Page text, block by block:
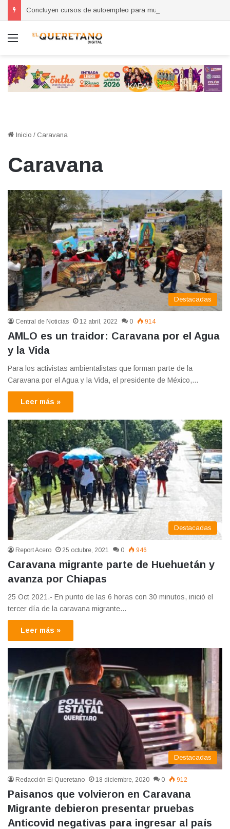
Menú
Inicio / Caravana
Caravana
Destacadas
Central de Noticias 12 abril, 2022 0 914
AMLO es un traidor: Caravana por el Agua
y la Vida
Para los activistas ambientalistas que forman parte de la
Caravana por el Agua y la Vida, el presidente de México,…
Leer más »
Destacadas
Report Acero 25 octubre, 2021 0 946
Caravana migrante parte de Huehuetán y
avanza por Chiapas
25 Oct 2021.- En punto de las 6 horas con 30 minutos, inició el
tercer día de la caravana migrante…
Leer más »
Destacadas
Redacción El Queretano 18 diciembre, 2020 0 912
Paisanos que volvieron en Caravana
Migrante debieron presentar pruebas
Anticovid negativas para ingresar al país